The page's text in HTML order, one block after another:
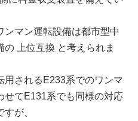
ンマン運転設備は都市型中
上位互換 と考えられま
用されるE233系でのワンマ
せてE131系でも同様の対応
が、